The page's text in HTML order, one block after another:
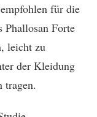
für die
Phallosan Forte
leicht zu
der Kleidung
tragen.